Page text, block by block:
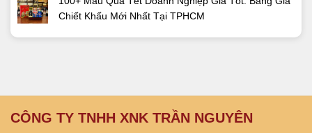
Chiết Khấu Mới Nhất Tại TPHCM
CÔNG TY TNHH XNK TRẦN NGUYÊN